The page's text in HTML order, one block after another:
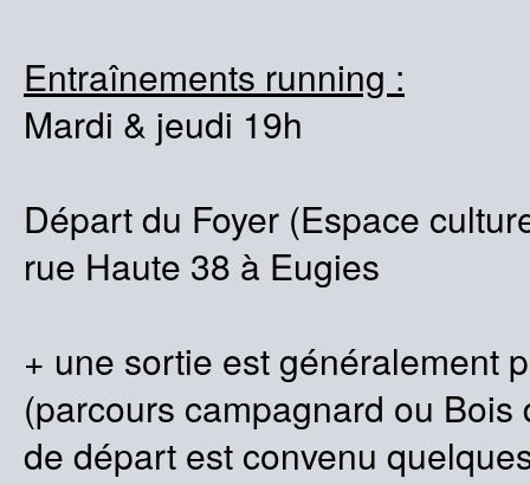
Entraînements running :
Mardi & jeudi 19h
Départ du Foyer (Espace
rue Haute 38 à Eugies
+ une sortie est généralement
(parcours campagnard ou
de départ est convenu